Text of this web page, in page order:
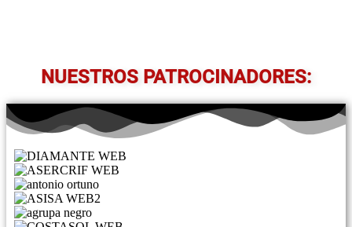
NUESTROS PATROCINADORES: